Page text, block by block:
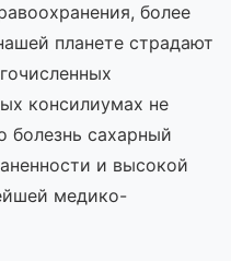
более
планете страдают
консилиумах не
болезнь сахарный
и высокой
медико-